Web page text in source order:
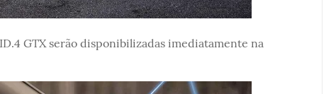
GTX serão disponibilizadas imediatamente na